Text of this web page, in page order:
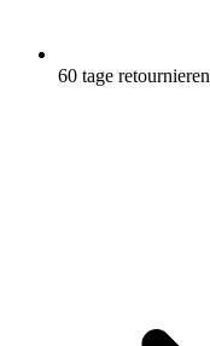
60 tage retournieren